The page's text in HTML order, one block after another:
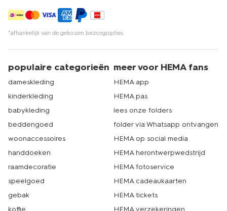
*afhankelijk van de gekozen bezorgopties
populaire categorieën
dameskleding
kinderkleding
babykleding
beddengoed
woonaccessoires
handdoeken
raamdecoratie
speelgoed
gebak
koffie
meer voor HEMA fans
HEMA app
HEMA pas
lees onze folders
folder via Whatsapp ontvangen
HEMA op social media
HEMA herontwerpwedstrijd
HEMA fotoservice
HEMA cadeaukaarten
HEMA tickets
HEMA verzekeringen